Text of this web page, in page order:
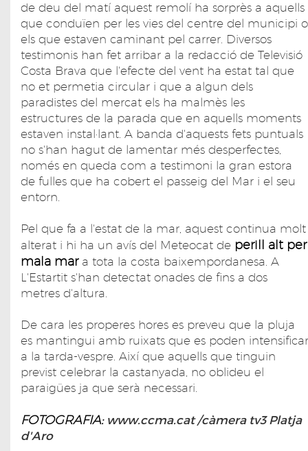
de deu del matí aquest remolí ha sorprès a aquells
que conduïen per les vies del centre del municipi o
els que estaven caminant pel carrer. Diversos
testimonis han fet arribar a la redacció de Televisió
Costa Brava que l'efecte del vent ha estat tal que
no et permetia circular i que a algun dels
paradistes del mercat els ha malmès les
estructures de la parada que en aquells moments
estaven instal·lant. A banda d'aquests fets puntuals
no s'han hagut de lamentar més desperfectes,
només en queda com a testimoni la gran estora
de fulles que ha cobert el passeig del Mar i el seu
entorn.
Pel que fa a l'estat de la mar, aquest continua molt
alterat i hi ha un avís del Meteocat de perill alt per
mala mara tota la costa baixempordanesa. A
L'Estartit s'han detectat onades de fins a dos
metres d'altura.
De cara les properes hores es preveu que la pluja
es mantingui amb ruixats que es poden intensificar
a la tarda-vespre. Així que aquells que tinguin
previst celebrar la castanyada, no oblideu el
paraigües ja que serà necessari.
FOTOGRAFIA: www.ccma.cat /càmera tv3 Platja
d'Aro